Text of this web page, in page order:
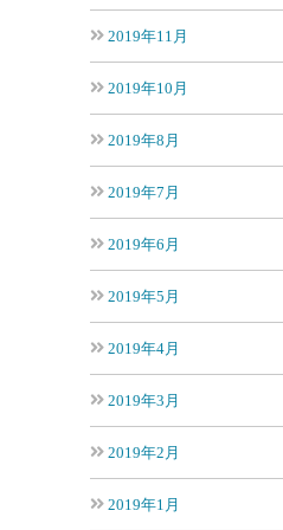
2019年11月
2019年10月
2019年8月
2019年7月
2019年6月
2019年5月
2019年4月
2019年3月
2019年2月
2019年1月